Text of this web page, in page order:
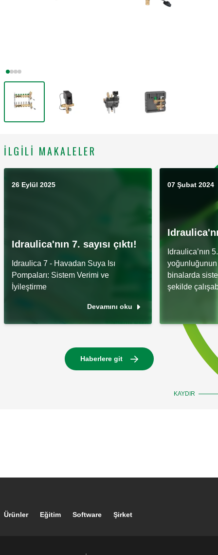
İLGILI MAKALELER
26 Eylül 2025
Idraulica'nın 7. sayısı çıktı!
Idraulica 7 - Havadan Suya Isı
Pompaları: Sistem Verimi ve
İyileştirme
Devamını oku
07 Şubat 2024
Idraulica’nın
binalarda
şekilde
KAYDIR
Haberlere git
Footer main navigation
Ürünler Eğitim Software Şirket